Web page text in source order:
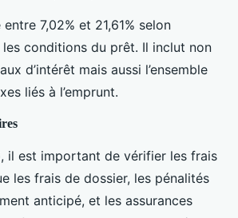
entre 7,02% et 21,61% selon
les conditions du prêt. Il inclut non
d’intérêt mais aussi l’ensemble
liés à l’emprunt.
il est important de vérifier les frais
les frais de dossier, les pénalités
anticipé, et les assurances